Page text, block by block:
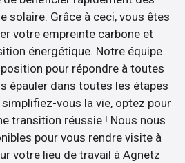
solaire. Grâce à ceci, vous êtes
votre empreinte carbone et
énergétique. Notre équipe
pour répondre à toutes
épauler dans toutes les étapes
vous la vie, optez pour
transition réussie ! Nous nous
pour vous rendre visite à
votre lieu de travail à Agnetz